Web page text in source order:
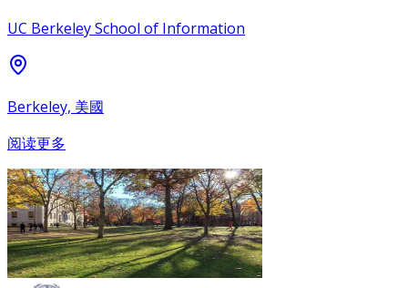
UC Berkeley School of Information
Berkeley, 美國
阅读更多